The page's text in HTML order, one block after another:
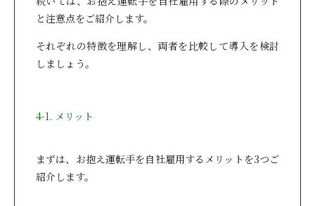
と注意点をご紹介します。
それぞれの特徴を理解し、両者を比較して導入を検討
しましょう。
4-1. メリット
まずは、お抱え運転手を自社雇用するメリットを3つご
紹介します。